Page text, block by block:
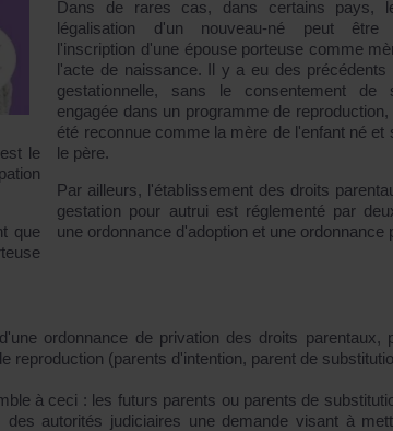
est le
que
Dans de rares cas, dans certains pays,
légalisation d'un nouveau-né peut être
l'inscription d'une épouse porteuse comme
l'acte de naissance. Il y a eu des précédents
gestationnelle, sans le consentement
engagée dans un programme de
été reconnue comme la mère de l'enfant né et
le père.
Par ailleurs, l'établissement des droits
gestation pour autrui est réglementé par
une ordonnance d'adoption et une ordonnance
ordonnance de privation des droits parentaux,
reproduction (parents d'intention, parent de
à ceci : les futurs parents ou parents de
autorités judiciaires une demande visant à